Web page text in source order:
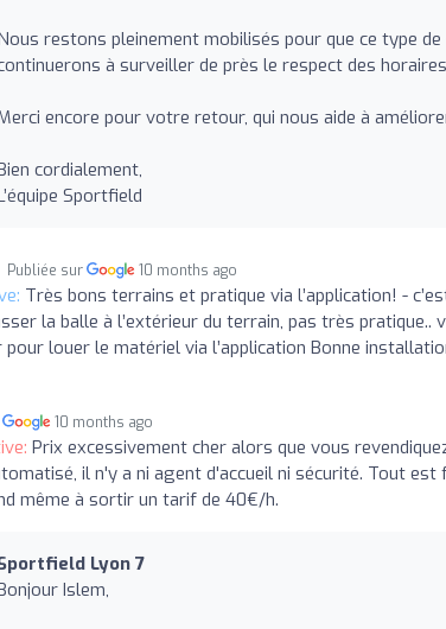
restons pleinement mobilisés pour que ce type
à surveiller de près le respect des
encore pour votre retour, qui nous aide à
cordialement,
Sportfield
Publiée sur 10 months ago
Très bons terrains et pratique via l’application! -
la balle à l’extérieur du terrain, pas très pratique..
louer le matériel via l’application Bonne
10 months ago
Prix excessivement cher alors que vous
il n'y a ni agent d'accueil ni sécurité. Tout
même à sortir un tarif de 40€/h.
Lyon 7
Islem,